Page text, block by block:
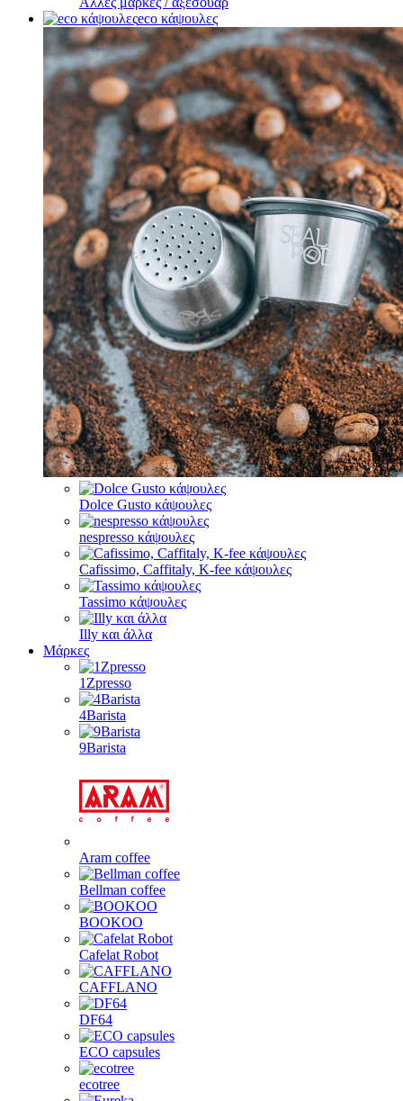
eco κάψουλες
Dolce Gusto κάψουλες
nespresso κάψουλες
Cafissimo, Caffitaly, K-fee κάψουλες
Tassimo κάψουλες
Illy και άλλα
Μάρκες
1Zpresso
4Barista
9Barista
Aram coffee
Bellman coffee
BOOKOO
Cafelat Robot
CAFFLANO
DF64
ECO capsules
ecotree